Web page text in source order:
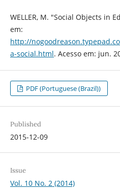
WELLER, M. "Social Objects in
em:
http://
a-social.html. Acesso em: jun.
PDF (Portuguese (Brazil))
Published
2015-12-09
Issue
Vol. 10 No. 2 (2014)